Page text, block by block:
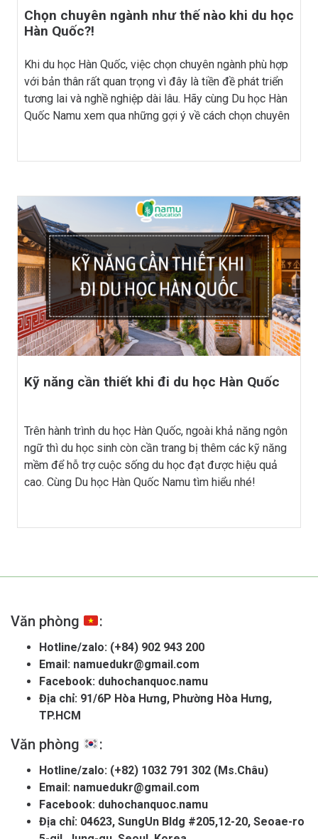
Chọn chuyên ngành như thế nào khi du học
Hàn Quốc?!
Khi du học Hàn Quốc, việc chọn chuyên ngành phù hợp
với bản thân rất quan trọng vì đây là tiền đề phát triển
tương lai và nghề nghiệp dài lâu. Hãy cùng Du học Hàn
Quốc Namu xem qua những gợi ý về cách chọn chuyên
Kỹ năng cần thiết khi đi du học Hàn Quốc
Trên hành trình du học Hàn Quốc, ngoài khả năng ngôn
ngữ thì du học sinh còn cần trang bị thêm các kỹ năng
mềm để hỗ trợ cuộc sống du học đạt được hiệu quả
cao. Cùng Du học Hàn Quốc Namu tìm hiểu nhé!
Văn phòng :
Hotline/zalo: (+84) 902 943 200
Email: namuedukr@gmail.com
Facebook: duhochanquoc.namu
Địa chỉ: 91/6P Hòa Hưng, Phường Hòa Hưng,
TP.HCM
Văn phòng :
Hotline/zalo: (+82) 1032 791 302 (Ms.Châu)
Email: namuedukr@gmail.com
Facebook: duhochanquoc.namu
Địa chỉ: 04623, SungUn Bldg #205,12-20, Seoae-ro